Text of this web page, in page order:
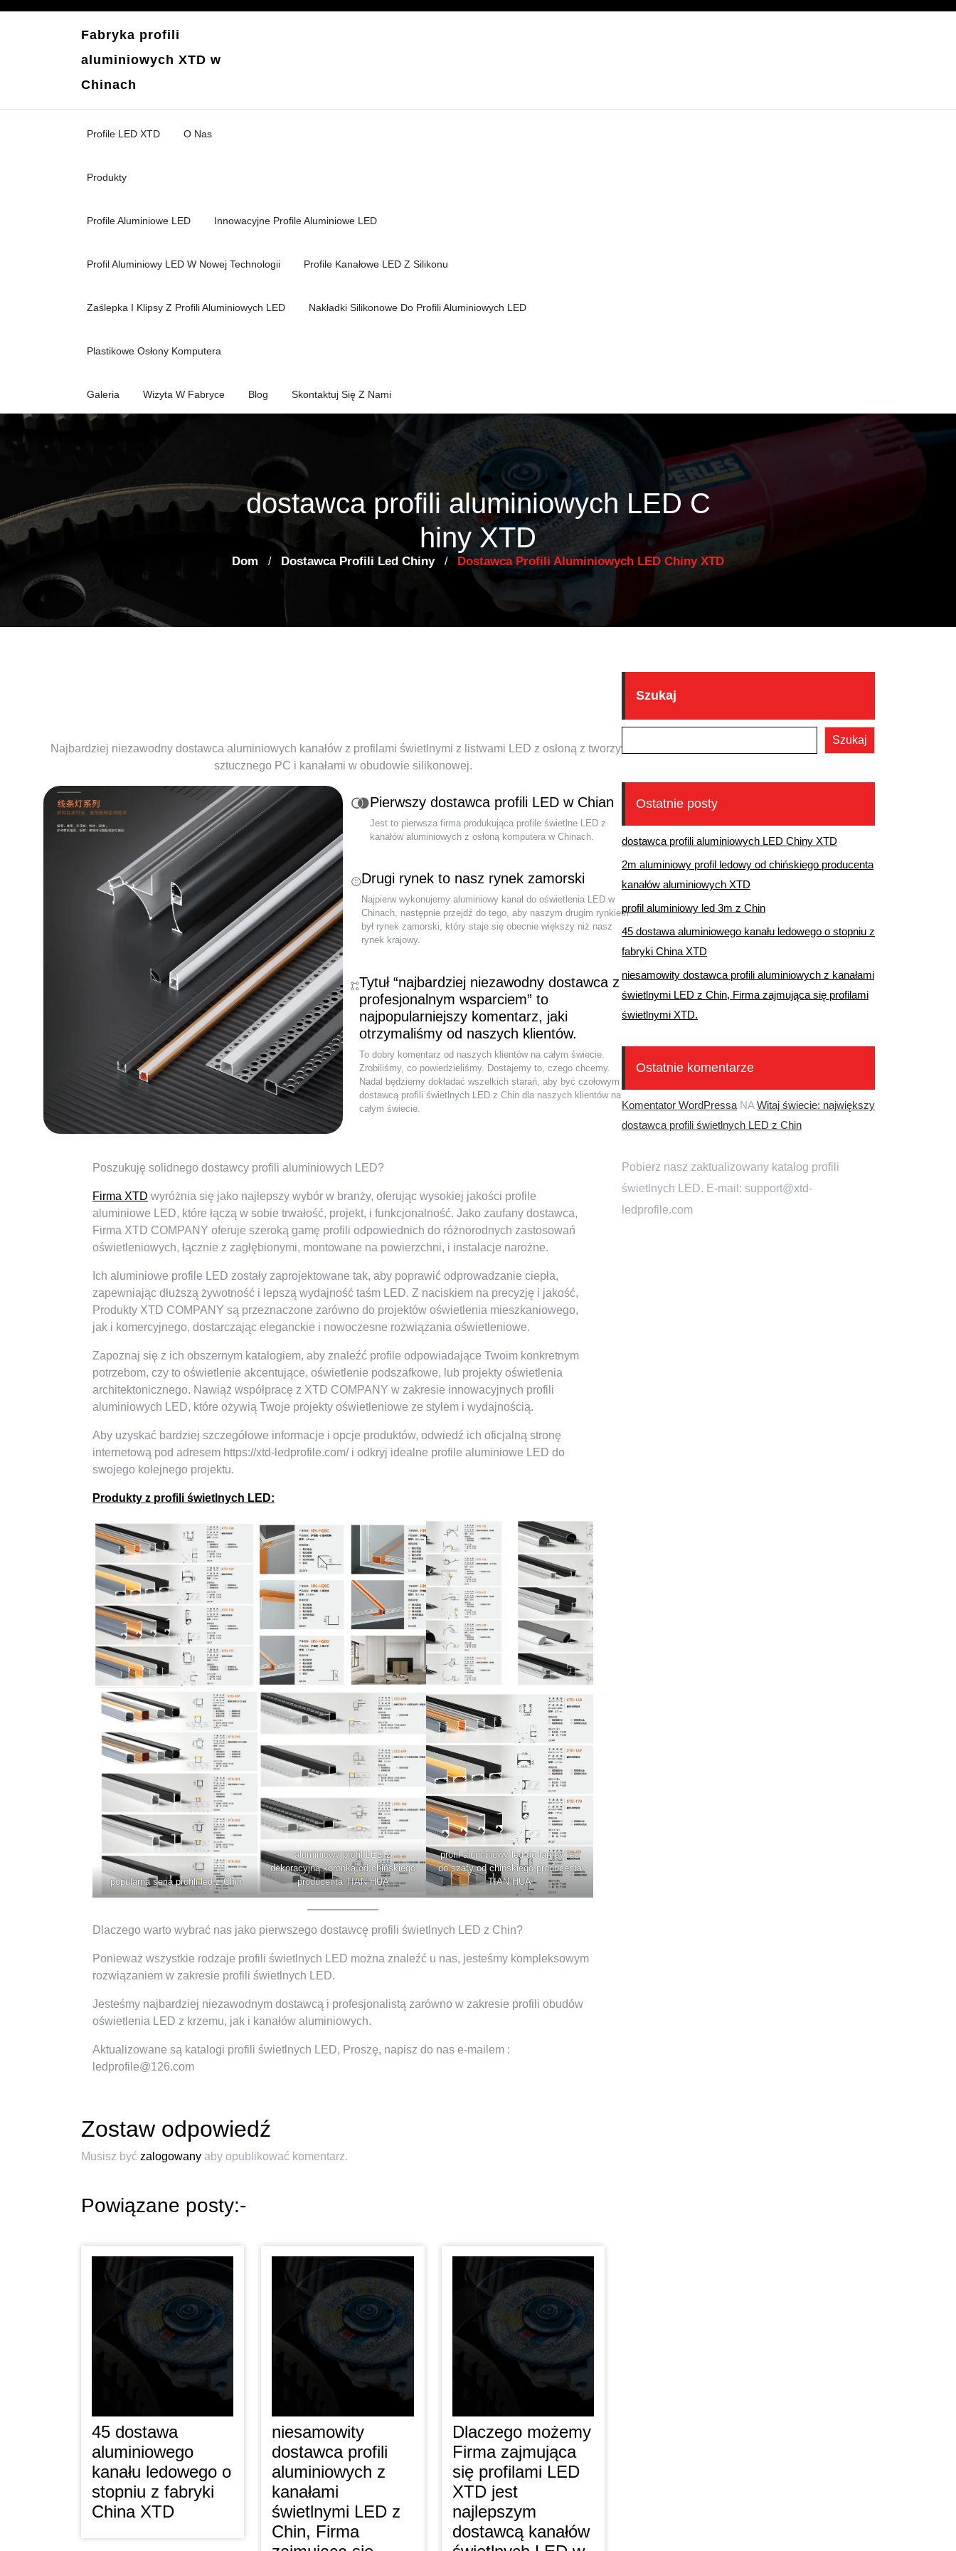
Fabryka profili
aluminiowych XTD w
Chinach
Profile LED XTD O Nas
Produkty
Profile Aluminiowe LED Innowacyjne Profile Aluminiowe LED
Profil Aluminiowy LED W Nowej Technologii Profile Kanałowe LED Z Silikonu
Zaślepka I Klipsy Z Profili Aluminiowych LED Nakładki Silikonowe Do Profili Aluminiowych LED
Plastikowe Osłony Komputera
Galeria Wizyta W Fabryce Blog Skontaktuj Się Z Nami
dostawca profili aluminiowych LED C
hiny XTD
Dom / Dostawca Profili Led Chiny / Dostawca Profili Aluminiowych LED Chiny XTD
Najbardziej niezawodny dostawca aluminiowych kanałów z profilami świetlnymi z listwami LED z osłoną z tworzywa
sztucznego PC i kanałami w obudowie silikonowej.
Pierwszy dostawca profili LED w Chian
Jest to pierwsza firma produkująca profile świetlne LED z
kanałów aluminiowych z osłoną komputera w Chinach.
Drugi rynek to nasz rynek zamorski
Najpierw wykonujemy aluminiowy kanał do oświetlenia LED w
Chinach, następnie przejdź do tego, aby naszym drugim rynkiem
był rynek zamorski, który staje się obecnie większy niż nasz
rynek krajowy.
Tytuł “najbardziej niezawodny dostawca z
profesjonalnym wsparciem” to
najpopularniejszy komentarz, jaki
otrzymaliśmy od naszych klientów.
To dobry komentarz od naszych klientów na całym świecie.
Zrobiliśmy, co powiedzieliśmy. Dostajemy to, czego chcemy.
Nadal będziemy dokładać wszelkich starań, aby być czołowym
dostawcą profili świetlnych LED z Chin dla naszych klientów na
całym świecie.
Poszukuję solidnego dostawcy profili aluminiowych LED?
Firma XTD wyróżnia się jako najlepszy wybór w branży, oferując wysokiej jakości profile
aluminiowe LED, które łączą w sobie trwałość, projekt, i funkcjonalność. Jako zaufany dostawca,
Firma XTD COMPANY oferuje szeroką gamę profili odpowiednich do różnorodnych zastosowań
oświetleniowych, łącznie z zagłębionymi, montowane na powierzchni, i instalacje narożne.
Ich aluminiowe profile LED zostały zaprojektowane tak, aby poprawić odprowadzanie ciepła,
zapewniając dłuższą żywotność i lepszą wydajność taśm LED. Z naciskiem na precyzję i jakość,
Produkty XTD COMPANY są przeznaczone zarówno do projektów oświetlenia mieszkaniowego,
jak i komercyjnego, dostarczając eleganckie i nowoczesne rozwiązania oświetleniowe.
Zapoznaj się z ich obszernym katalogiem, aby znaleźć profile odpowiadające Twoim konkretnym
potrzebom, czy to oświetlenie akcentujące, oświetlenie podszafkowe, lub projekty oświetlenia
architektonicznego. Nawiąż współpracę z XTD COMPANY w zakresie innowacyjnych profili
aluminiowych LED, które ożywią Twoje projekty oświetleniowe ze stylem i wydajnością.
Aby uzyskać bardziej szczegółowe informacje i opcje produktów, odwiedź ich oficjalną stronę
internetową pod adresem https://xtd-ledprofile.com/ i odkryj idealne profile aluminiowe LED do
swojego kolejnego projektu.
Produkty z profili świetlnych LED:
popularna seria profili led z Chin
aluminiowy profil LED z
dekoracyjną koronką od chińskiego
producenta TIAN HUA
profil aluminiowy led do lampy led
do szafy od chińskiego producenta
TIAN HUA
Dlaczego warto wybrać nas jako pierwszego dostawcę profili świetlnych LED z Chin?
Ponieważ wszystkie rodzaje profili świetlnych LED można znaleźć u nas, jesteśmy kompleksowym
rozwiązaniem w zakresie profili świetlnych LED.
Jesteśmy najbardziej niezawodnym dostawcą i profesjonalistą zarówno w zakresie profili obudów
oświetlenia LED z krzemu, jak i kanałów aluminiowych.
Aktualizowane są katalogi profili świetlnych LED, Proszę, napisz do nas e-mailem :
ledprofile@126.com
Zostaw odpowiedź
Musisz być zalogowany aby opublikować komentarz.
Powiązane posty:-
45 dostawa
aluminiowego
kanału ledowego o
stopniu z fabryki
China XTD
niesamowity
dostawca profili
aluminiowych z
kanałami
świetlnymi LED z
Chin, Firma
Dlaczego możemy
Firma zajmująca
się profilami LED
XTD jest
najlepszym
dostawcą kanałów
Szukaj
Szukaj
Ostatnie posty
dostawca profili aluminiowych LED Chiny XTD
2m aluminiowy profil ledowy od chińskiego producenta
kanałów aluminiowych XTD
profil aluminiowy led 3m z Chin
45 dostawa aluminiowego kanału ledowego o stopniu z
fabryki China XTD
niesamowity dostawca profili aluminiowych z kanałami
świetlnymi LED z Chin, Firma zajmująca się profilami
świetlnymi XTD.
Ostatnie komentarze
Komentator WordPressa NAWitaj świecie: największy
dostawca profili świetlnych LED z Chin
Pobierz nasz zaktualizowany katalog profili
świetlnych LED. E-mail: support@xtd-
ledprofile.com